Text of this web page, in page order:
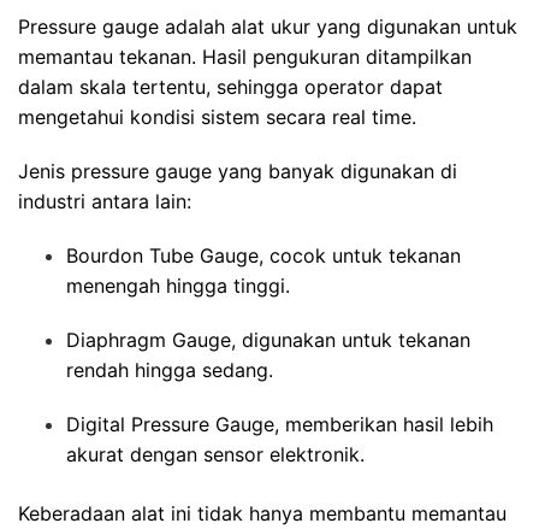
Pressure gauge adalah alat ukur yang digunakan untuk
memantau tekanan. Hasil pengukuran ditampilkan
dalam skala tertentu, sehingga operator dapat
mengetahui kondisi sistem secara real time.
Jenis pressure gauge yang banyak digunakan di
industri antara lain:
Bourdon Tube Gauge, cocok untuk tekanan
menengah hingga tinggi.
Diaphragm Gauge, digunakan untuk tekanan
rendah hingga sedang.
Digital Pressure Gauge, memberikan hasil lebih
akurat dengan sensor elektronik.
Keberadaan alat ini tidak hanya membantu memantau